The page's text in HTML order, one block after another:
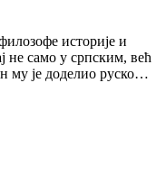
историје и
не само у српским, већ
му је доделио руско…